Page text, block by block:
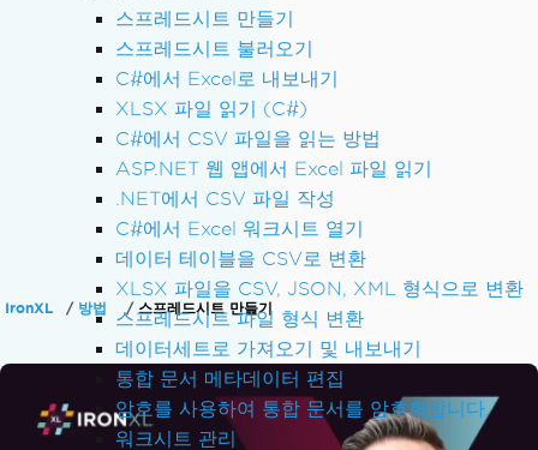
스프레드시트 만들기
스프레드시트 불러오기
C#에서 Excel로 내보내기
XLSX 파일 읽기 (C#)
C#에서 CSV 파일을 읽는 방법
ASP.NET 웹 앱에서 Excel 파일 읽기
.NET에서 CSV 파일 작성
C#에서 Excel 워크시트 열기
데이터 테이블을 CSV로 변환
XLSX 파일을 CSV, JSON, XML 형식으로 변환
스프레드시트 파일 형식 변환
데이터세트로 가져오기 및 내보내기
통합 문서 메타데이터 편집
암호를 사용하여 통합 문서를 암호화합니다.
워크시트 관리
IronXL 방법 스프레드시트 만들기